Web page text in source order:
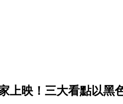
上映！三大看點以黑